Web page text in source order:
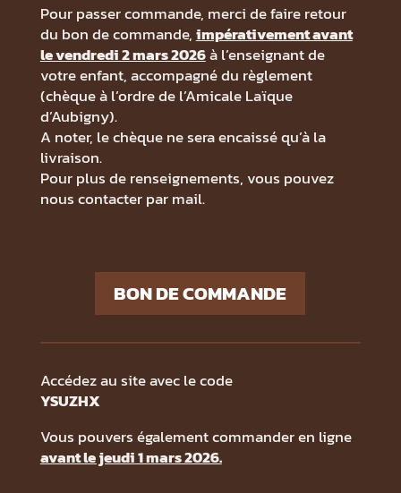
Pour passer commande, merci de faire retour
du bon de commande,impérativement avant
le vendredi 2 mars 2026à l’enseignant de
votre enfant, accompagné du règlement
(chèque à l’ordre de l’Amicale Laïque
d’Aubigny).
A noter, le chèque ne sera encaissé qu’à la
livraison.
Pour plus de renseignements, vous pouvez
nous contacter par mail.
BON DE COMMANDE
Accédez au site avec le code
YSUZHX
Vous pouvers également commander en ligne
avant le jeudi 1 mars 2026.